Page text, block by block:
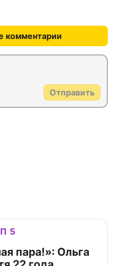
комментарии
Отправить
5
пара!»: Ольга